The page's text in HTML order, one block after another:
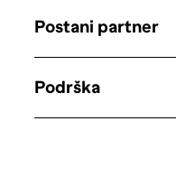
Postani partner
Podrška